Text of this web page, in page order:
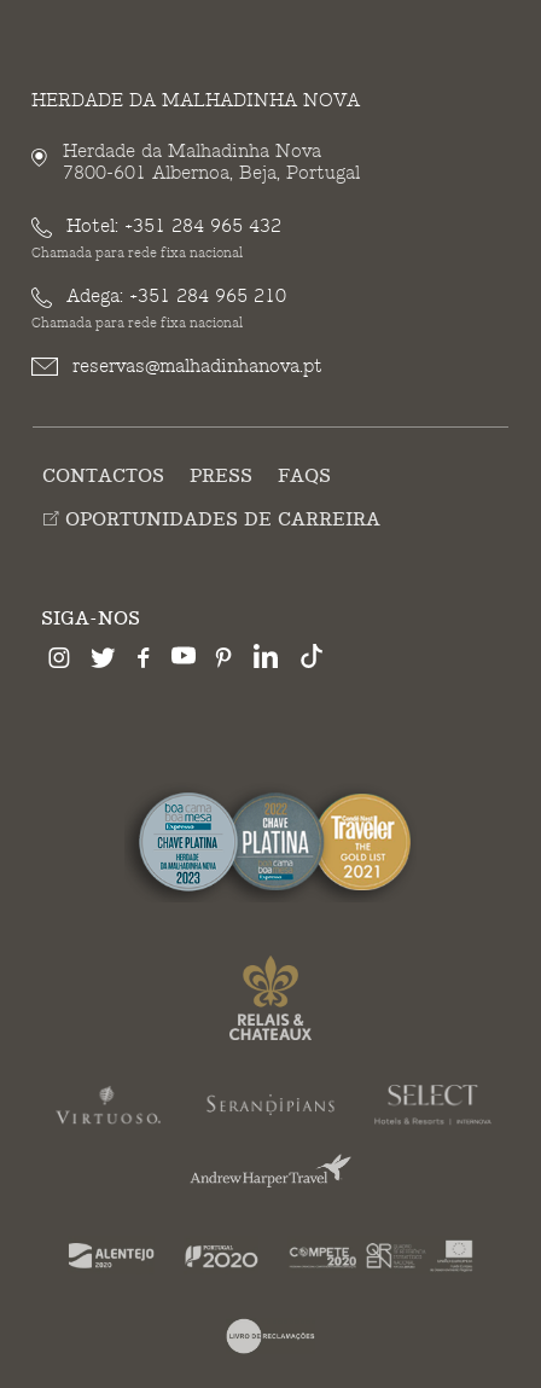
HERDADE DA MALHADINHA NOVA
Herdade da Malhadinha Nova
7800-601 Albernoa, Beja, Portugal
Hotel: +351 284 965 432
Chamada para rede fixa nacional
Adega: +351 284 965 210
Chamada para rede fixa nacional
reservas@malhadinhanova.pt
CONTACTOS PRESS
FAQS
OPORTUNIDADES DE CARREIRA
SIGA-NOS